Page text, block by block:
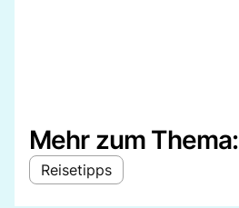
Mehr zum Thema:
Reisetipps